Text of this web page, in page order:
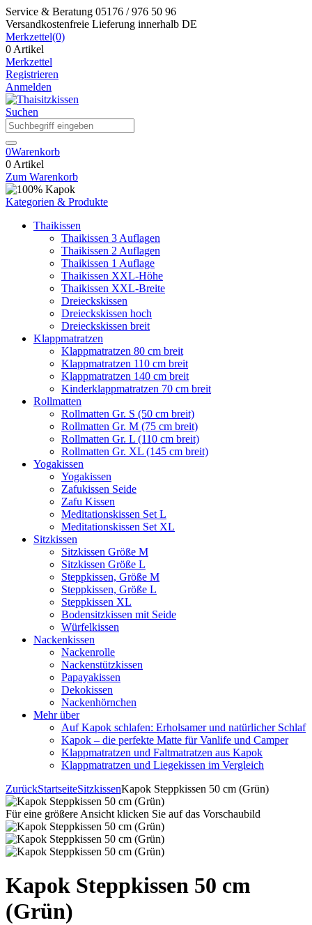
Service & Beratung 05176 / 976 50 96
Versandkostenfreie Lieferung innerhalb DE
Merkzettel(0)
0 Artikel
Merkzettel
Registrieren
Anmelden
Suchen
0Warenkorb
0 Artikel
Zum Warenkorb
Kategorien & Produkte
Thaikissen
Thaikissen 3 Auflagen
Thaikissen 2 Auflagen
Thaikissen 1 Auflage
Thaikissen XXL-Höhe
Thaikissen XXL-Breite
Dreieckskissen
Dreieckskissen hoch
Dreieckskissen breit
Klappmatratzen
Klappmatratzen 80 cm breit
Klappmatratzen 110 cm breit
Klappmatratzen 140 cm breit
Kinderklappmatratzen 70 cm breit
Rollmatten
Rollmatten Gr. S (50 cm breit)
Rollmatten Gr. M (75 cm breit)
Rollmatten Gr. L (110 cm breit)
Rollmatten Gr. XL (145 cm breit)
Yogakissen
Yogakissen
Zafukissen Seide
Zafu Kissen
Meditationskissen Set L
Meditationskissen Set XL
Sitzkissen
Sitzkissen Größe M
Sitzkissen Größe L
Steppkissen, Größe M
Steppkissen, Größe L
Steppkissen XL
Bodensitzkissen mit Seide
Würfelkissen
Nackenkissen
Nackenrolle
Nackenstützkissen
Papayakissen
Dekokissen
Nackenhörnchen
Mehr über
Auf Kapok schlafen: Erholsamer und natürlicher Schlaf
Kapok – die perfekte Matte für Vanlife und Camper
Klappmatratzen und Faltmatratzen aus Kapok
Klappmatratzen und Liegekissen im Vergleich
ZurückStartseiteSitzkissenKapok Steppkissen 50 cm (Grün)
Für eine größere Ansicht klicken Sie auf das Vorschaubild
Kapok Steppkissen 50 cm
(Grün)